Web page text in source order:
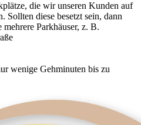
die wir unseren Kunden auf
Sollten diese besetzt sein, dann
Parkhäuser, z. B.
wenige Gehminuten bis zu